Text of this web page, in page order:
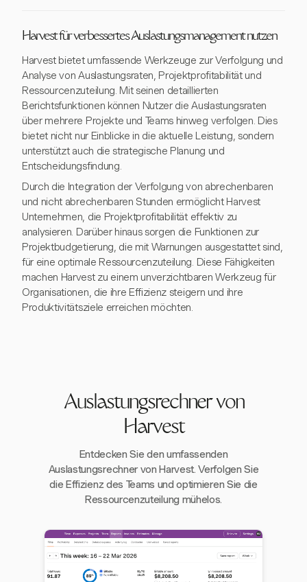
Harvest für verbessertes Auslastungsmanagement nutzen
Harvest bietet umfassende Werkzeuge zur Verfolgung und
Analyse von Auslastungsraten, Projektprofitabilität und
Ressourcenzuteilung. Mit seinen detaillierten
Berichtsfunktionen können Nutzer die Auslastungsraten
über mehrere Projekte und Teams hinweg verfolgen. Dies
bietet nicht nur Einblicke in die aktuelle Leistung, sondern
unterstützt auch die strategische Planung und
Entscheidungsfindung.
Durch die Integration der Verfolgung von abrechenbaren
und nicht abrechenbaren Stunden ermöglicht Harvest
Unternehmen, die Projektprofitabilität effektiv zu
analysieren. Darüber hinaus sorgen die Funktionen zur
Projektbudgetierung, die mit Warnungen ausgestattet sind,
für eine optimale Ressourcenzuteilung. Diese Fähigkeiten
machen Harvest zu einem unverzichtbaren Werkzeug für
Organisationen, die ihre Effizienz steigern und ihre
Produktivitätsziele erreichen möchten.
Auslastungsrechner von
Harvest
Entdecken Sie den umfassenden
Auslastungsrechner von Harvest. Verfolgen Sie
die Effizienz des Teams und optimieren Sie die
Ressourcenzuteilung mühelos.